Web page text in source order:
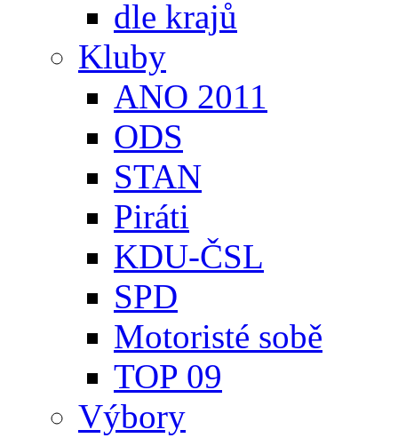
dle krajů
Kluby
ANO 2011
ODS
STAN
Piráti
KDU-ČSL
SPD
Motoristé sobě
TOP 09
Výbory